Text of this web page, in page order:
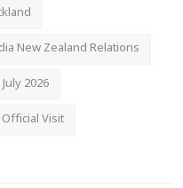
New Zealand Relations
2026
Official Visit